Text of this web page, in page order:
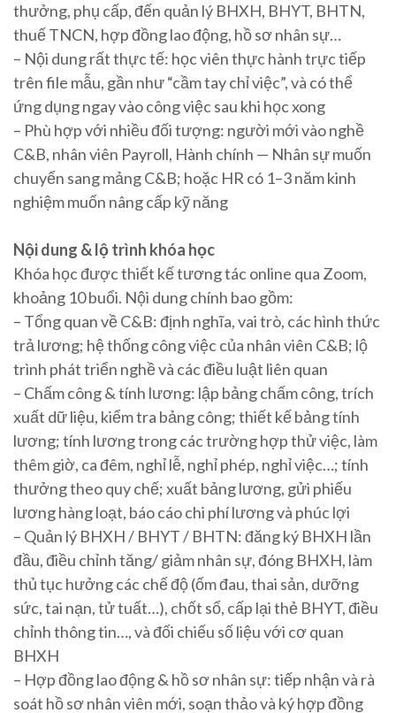
thưởng, phụ cấp, đến quản lý BHXH, BHYT, BHTN,
thuế TNCN, hợp đồng lao động, hồ sơ nhân sự…
– Nội dung rất thực tế: học viên thực hành trực tiếp
trên file mẫu, gần như “cầm tay chỉ việc”, và có thể
ứng dụng ngay vào công việc sau khi học xong
– Phù hợp với nhiều đối tượng: người mới vào nghề
C&B, nhân viên Payroll, Hành chính — Nhân sự muốn
chuyển sang mảng C&B; hoặc HR có 1–3 năm kinh
nghiệm muốn nâng cấp kỹ năng
Nội dung & lộ trình khóa học
Khóa học được thiết kế tương tác online qua Zoom,
khoảng 10 buổi. Nội dung chính bao gồm:
– Tổng quan về C&B: định nghĩa, vai trò, các hình thức
trả lương; hệ thống công việc của nhân viên C&B; lộ
trình phát triển nghề và các điều luật liên quan
– Chấm công & tính lương: lập bảng chấm công, trích
xuất dữ liệu, kiểm tra bảng công; thiết kế bảng tính
lương; tính lương trong các trường hợp thử việc, làm
thêm giờ, ca đêm, nghỉ lễ, nghỉ phép, nghỉ việc…; tính
thưởng theo quy chế; xuất bảng lương, gửi phiếu
lương hàng loạt, báo cáo chi phí lương và phúc lợi
– Quản lý BHXH / BHYT / BHTN: đăng ký BHXH lần
đầu, điều chỉnh tăng/ giảm nhân sự, đóng BHXH, làm
thủ tục hưởng các chế độ (ốm đau, thai sản, dưỡng
sức, tai nạn, tử tuất…), chốt sổ, cấp lại thẻ BHYT, điều
chỉnh thông tin…, và đối chiếu số liệu với cơ quan
BHXH
– Hợp đồng lao động & hồ sơ nhân sự: tiếp nhận và rà
soát hồ sơ nhân viên mới, soạn thảo và ký hợp đồng